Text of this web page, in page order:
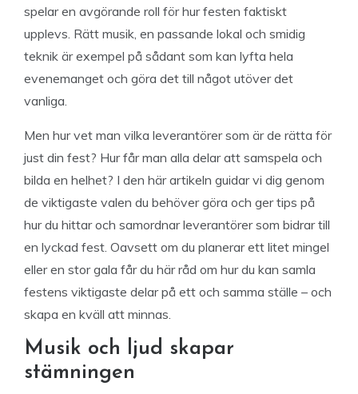
spelar en avgörande roll för hur festen faktiskt
upplevs. Rätt musik, en passande lokal och smidig
teknik är exempel på sådant som kan lyfta hela
evenemanget och göra det till något utöver det
vanliga.
Men hur vet man vilka leverantörer som är de rätta för
just din fest? Hur får man alla delar att samspela och
bilda en helhet? I den här artikeln guidar vi dig genom
de viktigaste valen du behöver göra och ger tips på
hur du hittar och samordnar leverantörer som bidrar till
en lyckad fest. Oavsett om du planerar ett litet mingel
eller en stor gala får du här råd om hur du kan samla
festens viktigaste delar på ett och samma ställe – och
skapa en kväll att minnas.
Musik och ljud skapar
stämningen